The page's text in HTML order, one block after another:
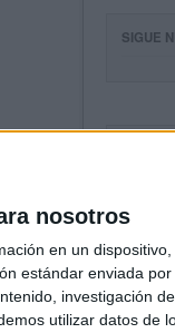
nosotros
en un
estándar enviada
investigación
utilizar datos de
SIGUE